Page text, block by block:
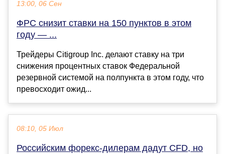
13:00, 06 Сен
ФРС снизит ставки на 150 пунктов в этом
году — ...
Трейдеры Citigroup Inc. делают ставку на три
снижения процентных ставок Федеральной
резервной системой на полпункта в этом году, что
превосходит ожид...
08:10, 05 Июл
Российским форекс-дилерам дадут CFD, но